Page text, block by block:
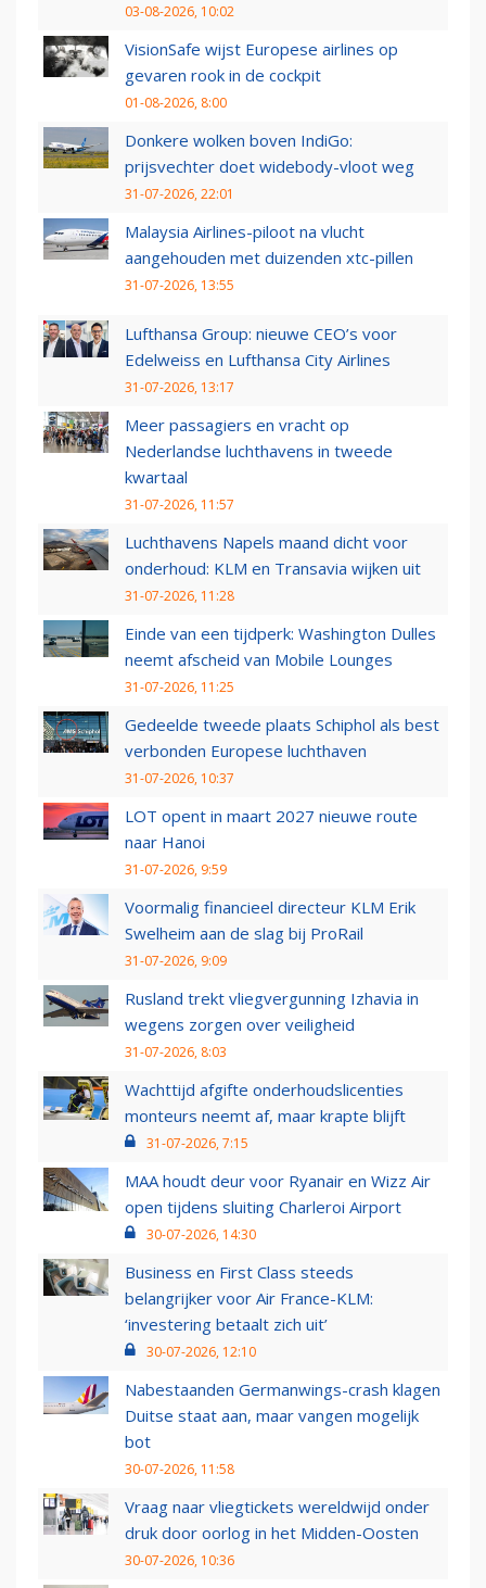
03-08-2026, 10:02
VisionSafe wijst Europese airlines op
gevaren rook in de cockpit
01-08-2026, 8:00
Donkere wolken boven IndiGo:
prijsvechter doet widebody-vloot weg
31-07-2026, 22:01
Malaysia Airlines-piloot na vlucht
aangehouden met duizenden xtc-pillen
31-07-2026, 13:55
Lufthansa Group: nieuwe CEO’s voor
Edelweiss en Lufthansa City Airlines
31-07-2026, 13:17
Meer passagiers en vracht op
Nederlandse luchthavens in tweede
kwartaal
31-07-2026, 11:57
Luchthavens Napels maand dicht voor
onderhoud: KLM en Transavia wijken uit
31-07-2026, 11:28
Einde van een tijdperk: Washington Dulles
neemt afscheid van Mobile Lounges
31-07-2026, 11:25
Gedeelde tweede plaats Schiphol als best
verbonden Europese luchthaven
31-07-2026, 10:37
LOT opent in maart 2027 nieuwe route
naar Hanoi
31-07-2026, 9:59
Voormalig financieel directeur KLM Erik
Swelheim aan de slag bij ProRail
31-07-2026, 9:09
Rusland trekt vliegvergunning Izhavia in
wegens zorgen over veiligheid
31-07-2026, 8:03
Wachttijd afgifte onderhoudslicenties
monteurs neemt af, maar krapte blijft
31-07-2026, 7:15
MAA houdt deur voor Ryanair en Wizz Air
open tijdens sluiting Charleroi Airport
30-07-2026, 14:30
Business en First Class steeds
belangrijker voor Air France-KLM:
‘investering betaalt zich uit’
30-07-2026, 12:10
Nabestaanden Germanwings-crash klagen
Duitse staat aan, maar vangen mogelijk
bot
30-07-2026, 11:58
Vraag naar vliegtickets wereldwijd onder
druk door oorlog in het Midden-Oosten
30-07-2026, 10:36